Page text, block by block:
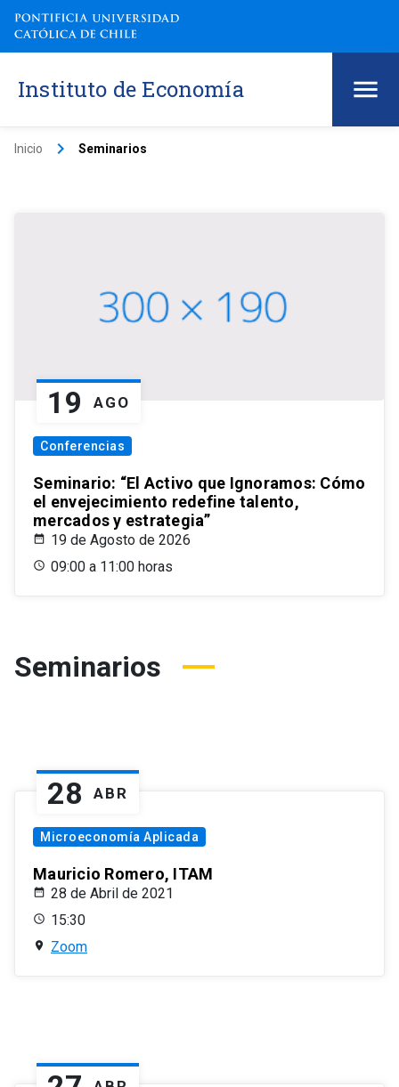
Instituto de Economía
Inicio keyboard_arrow_right Seminarios
19 AGO
Conferencias
Seminario: “El Activo que Ignoramos: Cómo
el envejecimiento redefine talento,
mercados y estrategia”
19 de Agosto de 2026
09:00 a 11:00 horas
Seminarios
28 ABR
Microeconomía Aplicada
Mauricio Romero, ITAM
28 de Abril de 2021
15:30
Zoom